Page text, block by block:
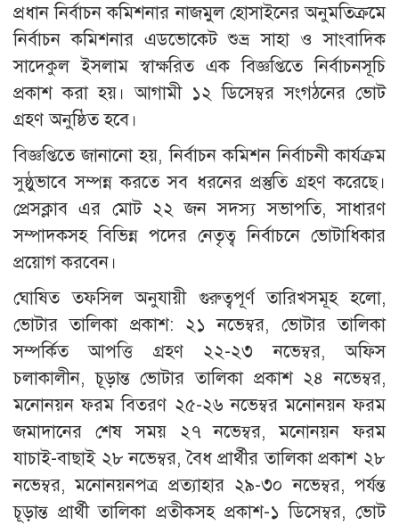
প্রধান নির্বাচন কমিশনার নাজমুল হোসাইনের অনুমতিক্রমে
নির্বাচন কমিশনার এডভোকেট শুভ্র সাহা ও সাংবাদিক
সাদেকুল ইসলাম স্বাক্ষরিত এক বিজ্ঞপ্তিতে নির্বাচনসূচি
প্রকাশ করা হয়। আগামী ১২ ডিসেম্বর সংগঠনের ভোট
গ্রহণ অনুষ্ঠিত হবে।
বিজ্ঞপ্তিতে জানানো হয়, নির্বাচন কমিশন নির্বাচনী কার্যক্রম
সুষ্ঠুভাবে সম্পন্ন করতে সব ধরনের প্রস্তুতি গ্রহণ করেছে।
প্রেসক্লাব এর মোট ২২ জন সদস্য সভাপতি, সাধারণ
সম্পাদকসহ বিভিন্ন পদের নেতৃত্ব নির্বাচনে ভোটাধিকার
প্রয়োগ করবেন।
ঘোষিত তফসিল অনুযায়ী গুরুত্বপূর্ণ তারিখসমূহ হলো,
ভোটার তালিকা প্রকাশ: ২১ নভেম্বর, ভোটার তালিকা
সম্পর্কিত আপত্তি গ্রহণ ২২-২৩ নভেম্বর, অফিস
চলাকালীন, চূড়ান্ত ভোটার তালিকা প্রকাশ ২৪ নভেম্বর,
মনোনয়ন ফরম বিতরণ ২৫-২৬ নভেম্বর মনোনয়ন ফরম
জমাদানের শেষ সময় ২৭ নভেম্বর, মনোনয়ন ফরম
যাচাই-বাছাই ২৮ নভেম্বর, বৈধ প্রার্থীর তালিকা প্রকাশ ২৮
নভেম্বর, মনোনয়নপত্র প্রত্যাহার ২৯-৩০ নভেম্বর, পর্যন্ত
চূড়ান্ত প্রার্থী তালিকা প্রতীকসহ প্রকাশ-১ ডিসেম্বর, ভোট